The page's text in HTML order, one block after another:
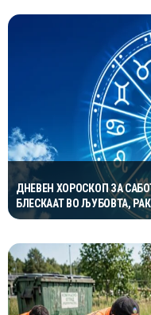
ДНЕВЕН ХОРОСКОП ЗА
БЛЕСКААТ ВО ЉУБОВТА,
ОДЛИЧЕН ДЕН ЗА